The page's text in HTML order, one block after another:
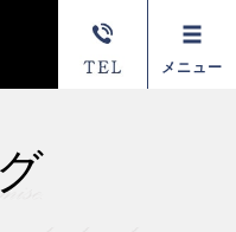
メニュー